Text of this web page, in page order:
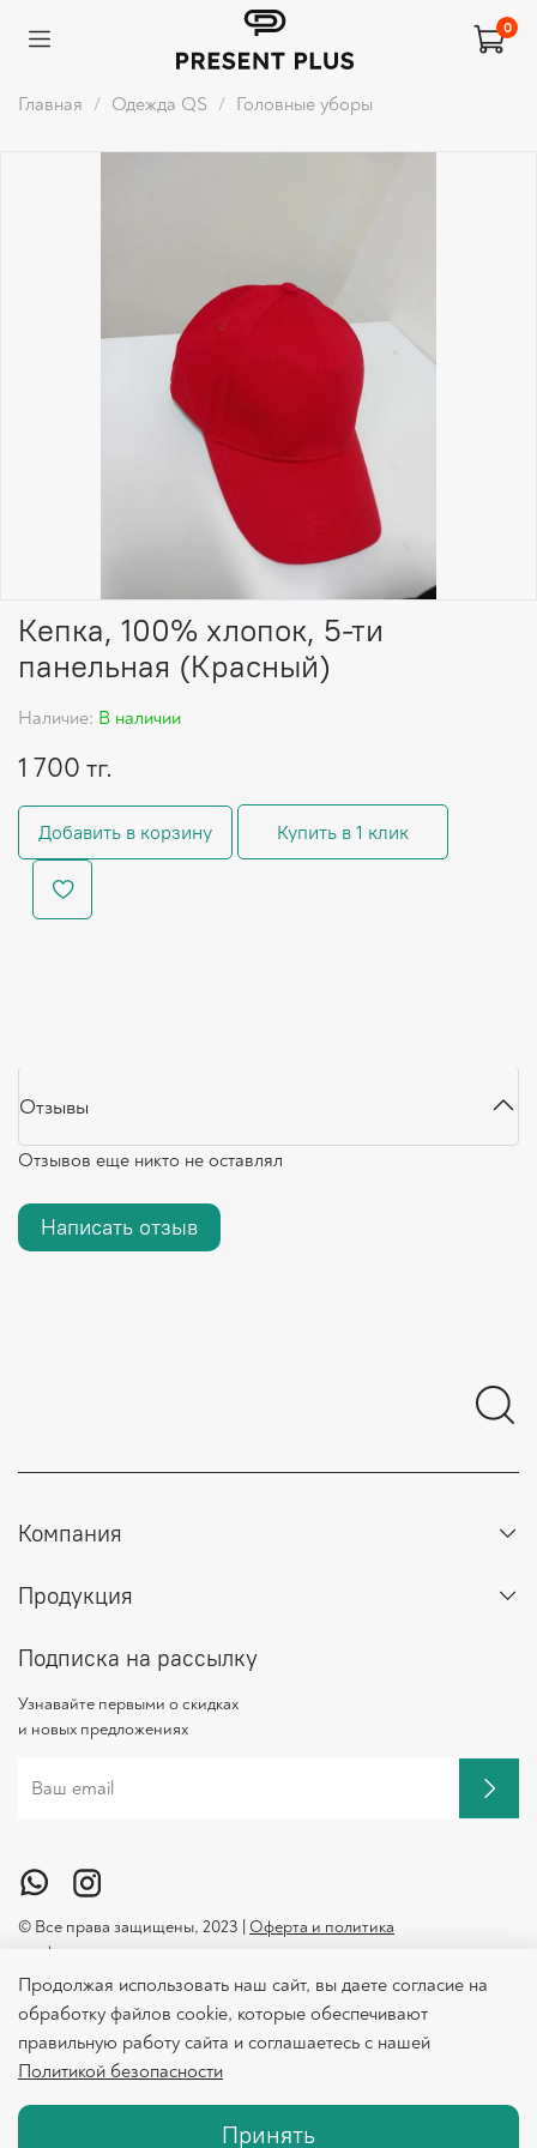
0
Главная Одежда QS Головные уборы
Наличие: В наличии
Кепка, 100% хлопок, 5-ти
панельная (Красный)
1 700 тг.
Добавить в корзину Купить в 1 клик
Отзывы
Отзывов еще никто не оставлял
Написать отзыв
Компания
Продукция
Подписка на рассылку
Узнавайте первыми о скидках
и новых предложениях
© Все права защищены, 2023 | Оферта и политика
конфиденциальности
Продолжая использовать наш сайт, вы даете согласие на
обработку файлов cookie, которые обеспечивают
правильную работу сайта и соглашаетесь с нашей
Политикой безопасности
Принять